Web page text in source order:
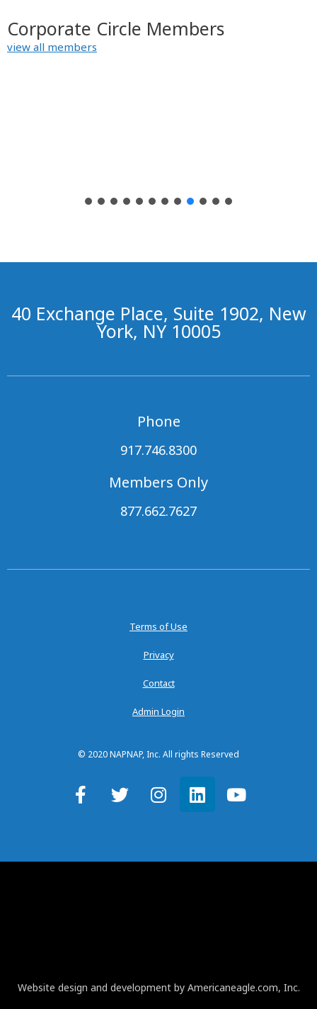
Corporate Circle Members
view all members
40 Exchange Place, Suite 1902, New
York, NY 10005
Phone
917.746.8300
Members Only
877.662.7627
Terms of Use
Privacy
Contact
Admin Login
© 2020 NAPNAP, Inc. All rights Reserved
Website design and development by Americaneagle.com, Inc.